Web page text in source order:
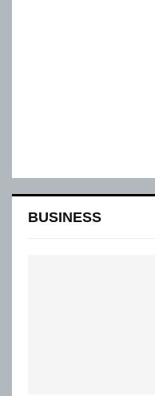
BUSINESS